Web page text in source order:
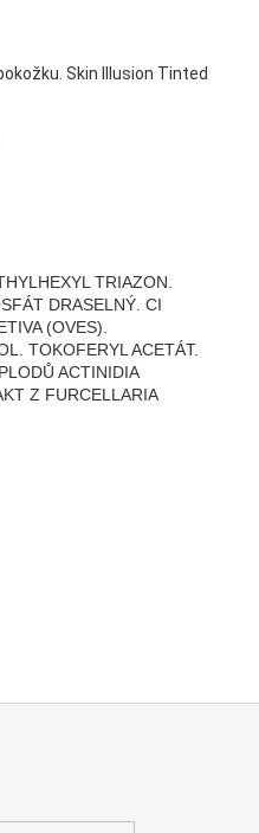
Skin Illusion Tinted
TRIAZON.
DRASELNÝ. CI
(OVES).
TOKOFERYL ACETÁT.
ACTINIDIA
Z FURCELLARIA